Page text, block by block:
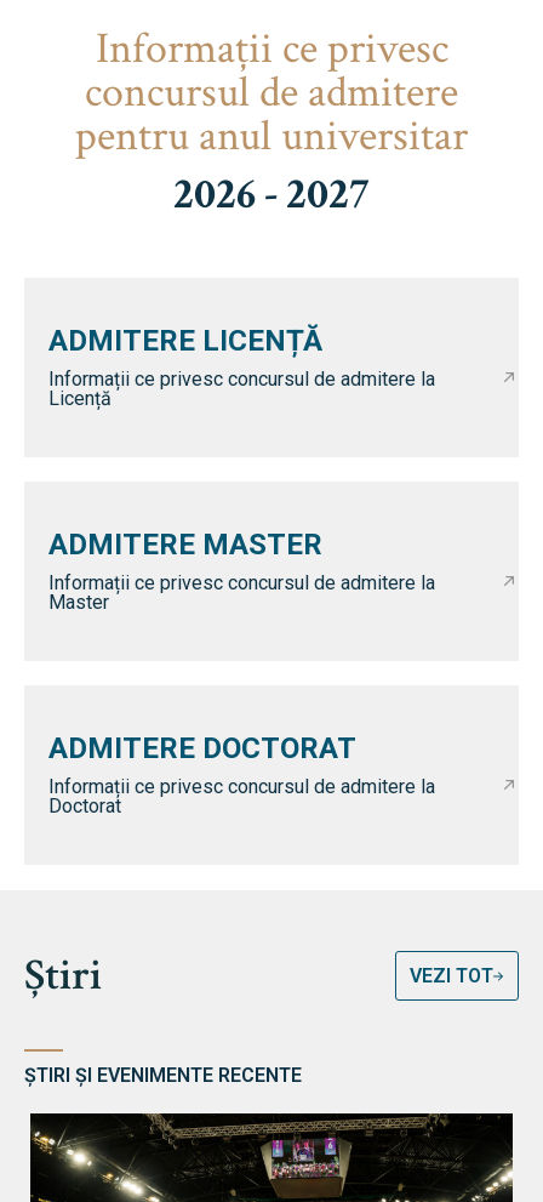
Informaţii ce privesc
concursul de admitere
pentru anul universitar
2026 - 2027
ADMITERE LICENȚĂ
Informații ce privesc concursul de admitere la
Licență
ADMITERE MASTER
Informații ce privesc concursul de admitere la
Master
ADMITERE DOCTORAT
Informații ce privesc concursul de admitere la
Doctorat
Știri VEZI TOT
ȘTIRI ȘI EVENIMENTE RECENTE